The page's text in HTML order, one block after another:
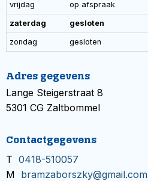
vrijdag op afspraak
zaterdag gesloten
zondag gesloten
Adres gegevens
Lange Steigerstraat 8
5301 CG Zaltbommel
Contactgegevens
T 0418-510057
M bramzaborszky@gmail.com